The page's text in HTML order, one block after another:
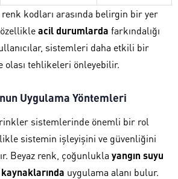
kodları arasında belirgin bir yer
acil durumlarda farkındalığı
sistemleri daha etkili bir
olası tehlikeleri önleyebilir.
Uygulama Yöntemleri
sistemlerinde önemli bir rol
sistemin işleyişini ve güvenliğini
Beyaz renk, çoğunlukla yangın suyu
uygulama alanı bulur.